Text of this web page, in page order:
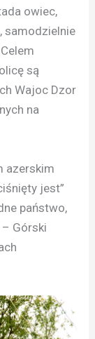
owiec,
samodzielnie
są
Wajoc Dzor
na
azerskim
jest”
państwo,
Górski